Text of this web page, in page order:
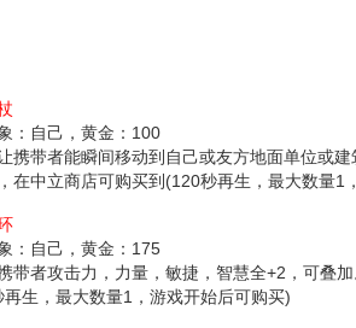
：自己，黄金：100
携带者能瞬间移动到自己或友方地面单位或
在中立商店可购买到(120秒再生，最大数量1
：自己，黄金：175
带者攻击力，力量，敏捷，智慧全+2，可叠
生，最大数量1，游戏开始后可购买)